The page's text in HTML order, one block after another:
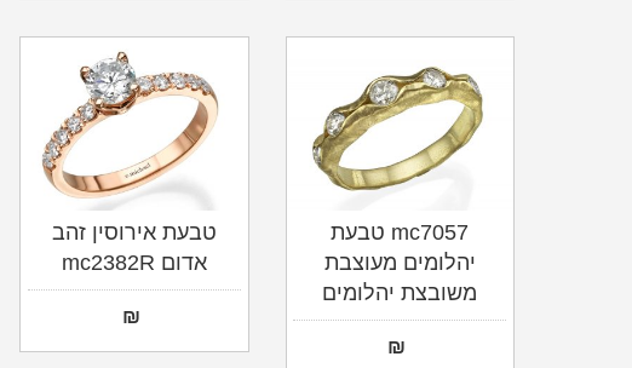
mc7057 טבעת
יהלומים מעוצבת
משובצת יהלומים
₪
טבעת אירוסין זהב
אדום mc2382R
₪